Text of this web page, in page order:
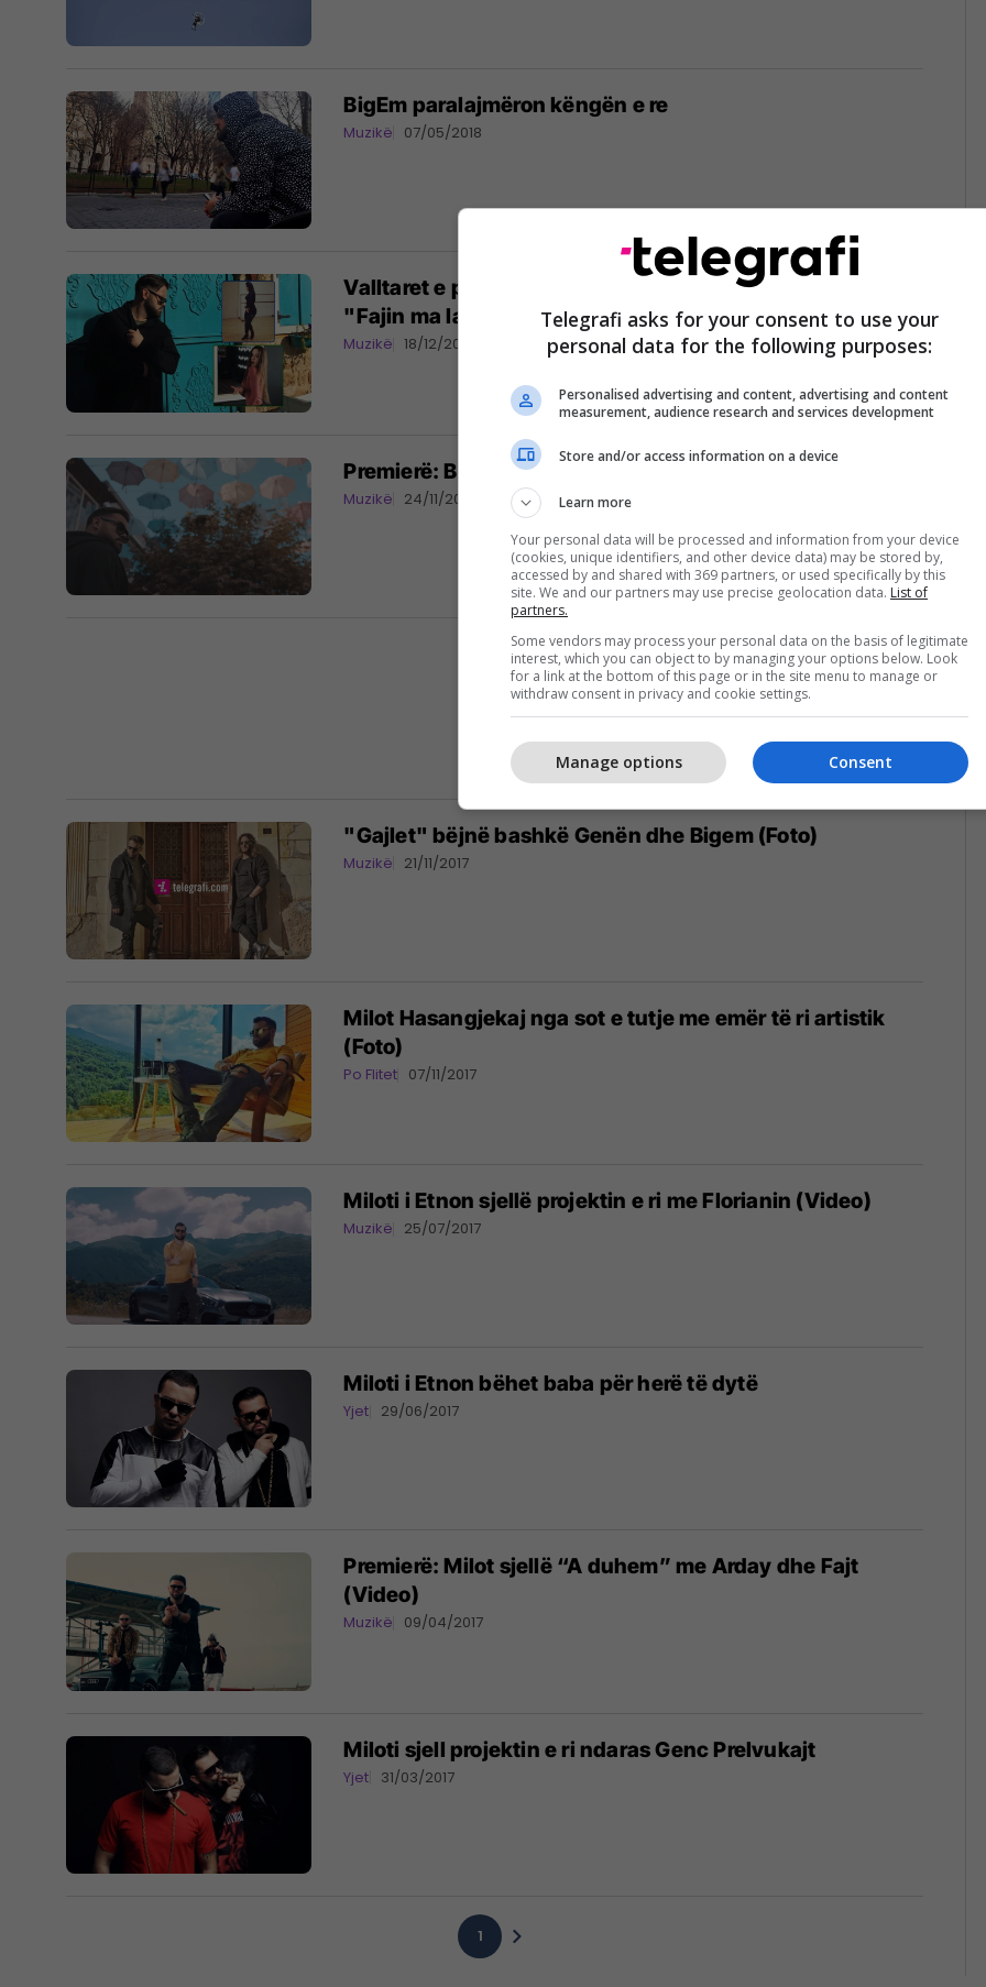
BigEm paralajmëron këngën e re
Muzikë 07/05/2018
Valltaret e popullarizuara ruse vallëzojnë nën ritmet e
"Fajin ma la", duetit të BigEm dhe Florianit (Video)
Muzikë 18/12/2017
Premierë: BigEm sjellë “Gajle” me Genën (Video)
Muzikë 24/11/2017
"Gajlet" bëjnë bashkë Genën dhe Bigem (Foto)
Muzikë 21/11/2017
Milot Hasangjekaj nga sot e tutje me emër të ri artistik
(Foto)
Po Flitet 07/11/2017
Miloti i Etnon sjellë projektin e ri me Florianin (Video)
Muzikë 25/07/2017
Miloti i Etnon bëhet baba për herë të dytë
Yjet 29/06/2017
Premierë: Milot sjellë “A duhem” me Arday dhe Fajt
(Video)
Muzikë 09/04/2017
Miloti sjell projektin e ri ndaras Genc Prelvukajt
Yjet 31/03/2017
1
Telegrafi asks for your consent to use your
personal data for the following purposes:
Personalised advertising and content, advertising and content
measurement, audience research and services development
Store and/or access information on a device
Learn more
Your personal data will be processed and information from your device
(cookies, unique identifiers, and other device data) may be stored by,
accessed by and shared with 369 partners, or used specifically by this
site. We and our partners may use precise geolocation data. List of
partners.
Some vendors may process your personal data on the basis of legitimate
interest, which you can object to by managing your options below. Look
for a link at the bottom of this page or in the site menu to manage or
withdraw consent in privacy and cookie settings.
Consent
Manage options